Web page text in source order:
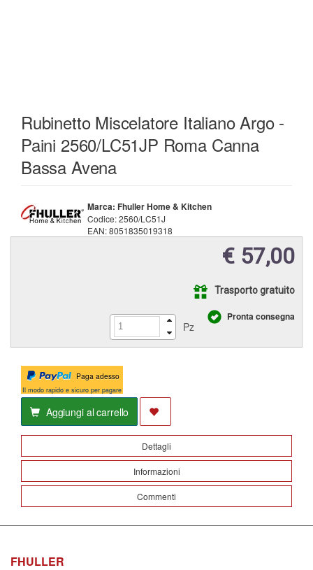
Rubinetto Miscelatore Italiano Argo -
Paini 2560/LC51JP Roma Canna
Bassa Avena
Marca: Fhuller Home & Kitchen
Codice:2560/LC51J
EAN:8051835019318
€ 57,00
Trasporto gratuito
Pronta consegna
Pz
Paga adesso
Il modo rapido e sicuro per pagare
Aggiungi al carrello
Dettagli
Informazioni
Commenti
FHULLER